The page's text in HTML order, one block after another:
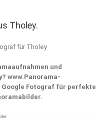
Tholey.
und
www.Panorama-
Google Fotograf für perfekte